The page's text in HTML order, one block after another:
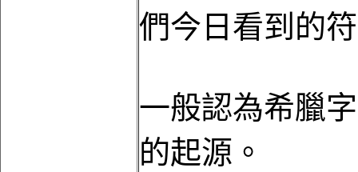
們今日看到的
一般認為希臘
的起源。